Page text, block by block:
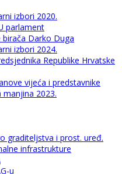
izbori 2020.
parlament
birača Darko Duga
izbori 2024.
Republike Hrvatske
vijeća i predstavnike
manjina 2023.
graditeljstva i prost. uređ.
infrastrukture
u